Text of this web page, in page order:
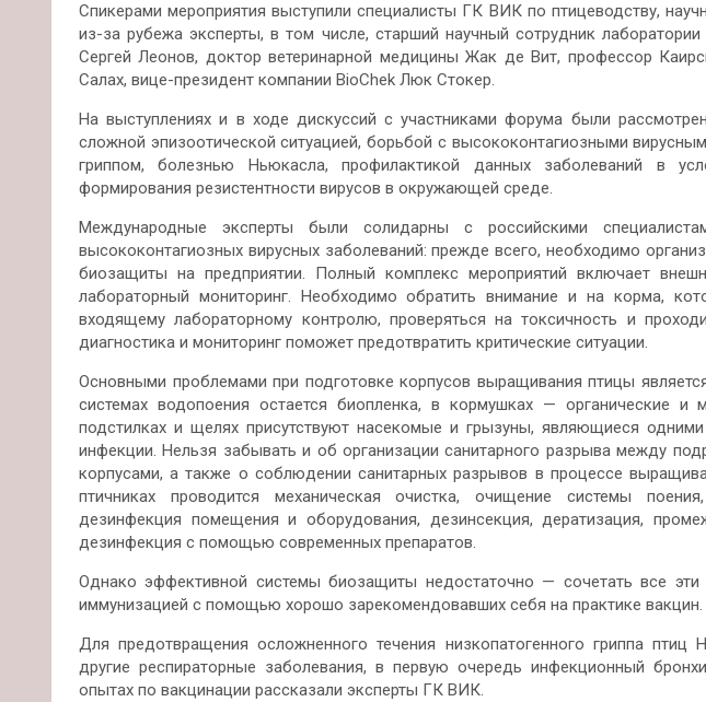
Спикерами мероприятия выступили специалисты ГК ВИК по птицеводству,
из-за рубежаэксперты, в том числе, старший научный сотрудник
Сергей Леонов, доктор ветеринарной медицины Жак де Вит, профессор
Салах, вице-президент компании BioChek Люк Стокер.
На выступлениях и в ходе дискуссий с участниками форума были
сложной эпизоотической ситуацией, борьбой с высококонтагиозными
гриппом, болезнью Ньюкасла, профилактикой данных заболеваний в
формирования резистентности вирусов в окружающей среде.
Международные эксперты были солидарны с российскими
высококонтагиозных вирусных заболеваний: прежде всего, необходимо
биозащиты на предприятии. Полный комплекс мероприятий включает
лабораторный мониторинг. Необходимо обратить внимание и на корма,
входящему лабораторному контролю, проверяться на токсичность и
диагностика и мониторинг поможет предотвратить критические ситуации.
Основными проблемами при подготовке корпусов выращивания птицы
системах водопоения остается биопленка, в кормушках — органические и
подстилках и щелях присутствуют насекомые и грызуны, являющиеся
инфекции. Нельзя забывать и об организации санитарного разрыва между
корпусами, а также о соблюдении санитарных разрывов в процессе
птичниках проводится механическая очистка, очищение системы
дезинфекция помещения и оборудования, дезинсекция, дератизация,
дезинфекция с помощью современных препаратов.
Однако эффективной системы биозащиты недостаточно — сочетать все
иммунизацией с помощью хорошо зарекомендовавших себя на практике вакцин.
Для предотвращения осложненного течения низкопатогенного гриппа птиц
другие респираторные заболевания, в первую очередь инфекционный
опытах по вакцинации рассказали эксперты ГК ВИК.